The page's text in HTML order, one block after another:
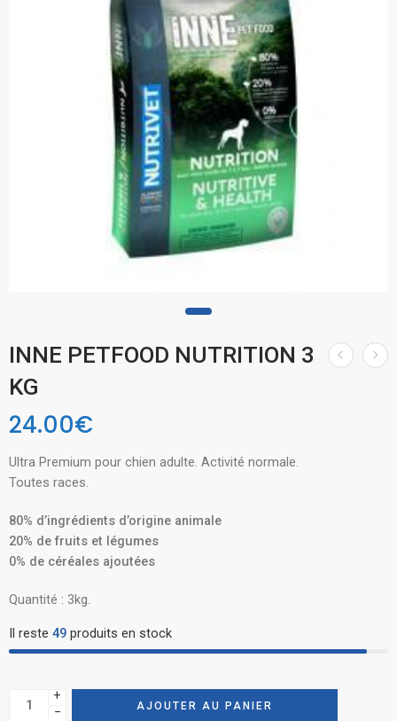
INNE PETFOOD NUTRITION 3
KG
24.00€
Ultra Premium pour chien adulte. Activité normale.
Toutes races.
80% d’ingrédients d’origine animale
20% de fruits et légumes
0% de céréales ajoutées
Quantité : 3kg.
Il reste 49 produits en stock
+
−
AJOUTER AU PANIER